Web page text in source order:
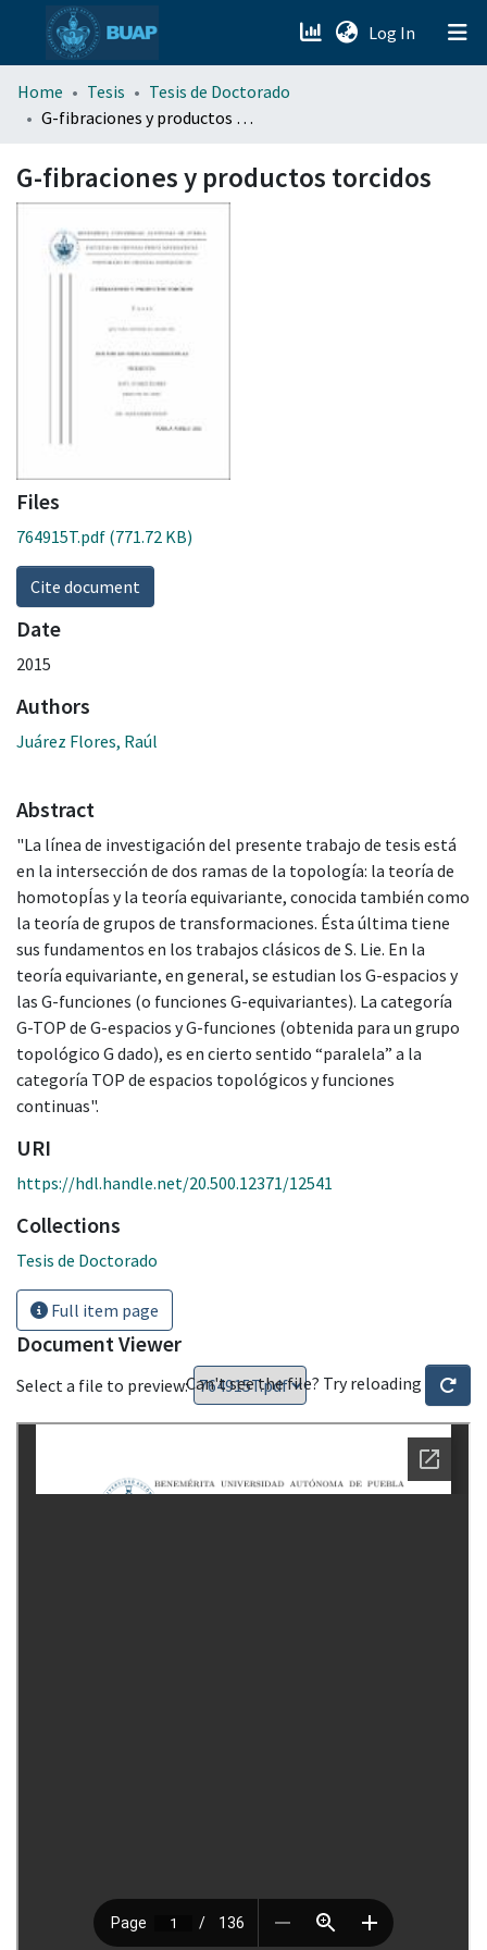
Log In (current)
menu.section.about_menu
Home Tesis
Tesis de Doctorado
G-fibraciones y productos torcidos
G-fibraciones y productos torcidos
Files
764915T.pdf (771.72 KB)
Cite document
Date
2015
Authors
Juárez Flores, Raúl
Abstract
"La línea de investigación del presente trabajo de tesis está
en la intersección de dos ramas de la topología: la teoría de
homotopÍas y la teoría equivariante, conocida también como
la teoría de grupos de transformaciones. Ésta última tiene
sus fundamentos en los trabajos clásicos de S. Lie. En la
teoría equivariante, en general, se estudian los G-espacios y
las G-funciones (o funciones G-equivariantes). La categoría
G-TOP de G-espacios y G-funciones (obtenida para un grupo
topológico G dado), es en cierto sentido “paralela” a la
categoría TOP de espacios topológicos y funciones
continuas".
URI
https://hdl.handle.net/20.500.12371/12541
Collections
Tesis de Doctorado
Full item page
Document Viewer
Select a file to preview:Can't see the file? Try reloading